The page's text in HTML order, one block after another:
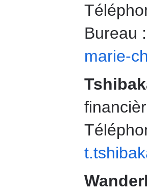
Bureau
marie-